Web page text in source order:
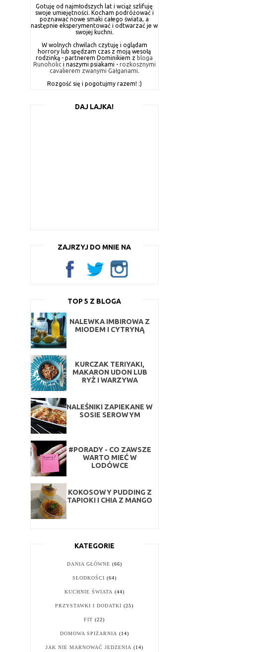
Gotuję od najmłodszych lat i wciąż szlifuję
swoje umiejętności. Kocham podróżować i
poznawać nowe smaki całego świata, a
następnie eksperymentować i odtwarzać je w
swojej kuchni.
W wolnych chwilach czytuję i oglądam
horrory lub spędzam czas z moją wesołą
rodzinką - partnerem Dominikiem z bloga
Runoholici naszymi psiakami - rozkosznymi
cavalierem zwanymi Gałganami
Rozgość się i pogotujmy razem! :)
DAJ LAJKA!
ZAJRZYJ DO MNIE NA
TOP 5 Z BLOGA
NALEWKA IMBIROWA Z
MIODEM I CYTRYNĄ
KURCZAK TERIYAKI,
MAKARON UDON LUB
RYŻ I WARZYWA
NALEŚNIKI ZAPIEKANE W
SOSIE SEROWYM
#PORADY - CO ZAWSZE
WARTO MIEĆ W
LODÓWCE
KOKOSOWY PUDDING Z
TAPIOKI I CHIA Z MANGO
KATEGORIE
DANIA GŁÓWNE (66)
SŁODKOŚCI (64)
KUCHNIE ŚWIATA (44)
PRZYSTAWKI I DODATKI (25)
FIT (22)
DOMOWA SPIŻARNIA (14)
JAK NIE MARNOWAĆ JEDZENIA (14)